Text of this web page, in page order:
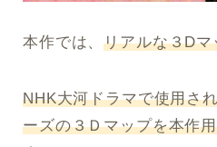
本作では、リアルな３Dマ
NHK大河ドラマで使用さ
ーズの３Ｄマップを本作